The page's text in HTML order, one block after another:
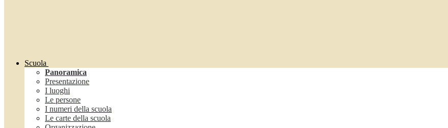
Scuola
Panoramica
Presentazione
I luoghi
Le persone
I numeri della scuola
Le carte della scuola